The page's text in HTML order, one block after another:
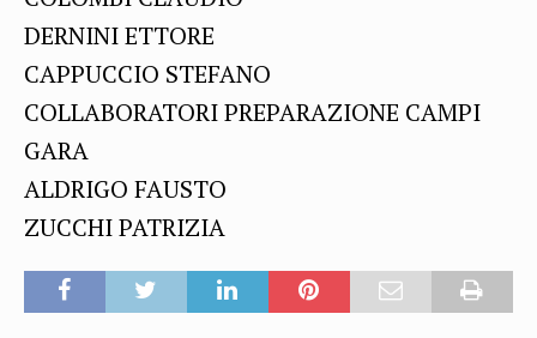
DERNINI ETTORE
CAPPUCCIO STEFANO
COLLABORATORI PREPARAZIONE CAMPI
GARA
ALDRIGO FAUSTO
ZUCCHI PATRIZIA